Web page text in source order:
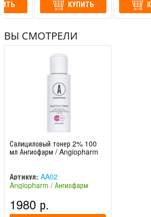
Ribes Nigrum (blackcurrant) Leaf Extract/
(Raspberry) Leaf Extract, Alpha-Glucan
Maltodextrin, Citric Acid, Potassium
Benzoate, Lactobacillus, Sorbic Acid
КУПИТЬ
ВЫ СМОТРЕЛИ
Салициловый тонер 2% 100
мл Ангиофарм / Angiopharm
Артикул: AA02
Angiopharm / Ангиофарм
1980 р.